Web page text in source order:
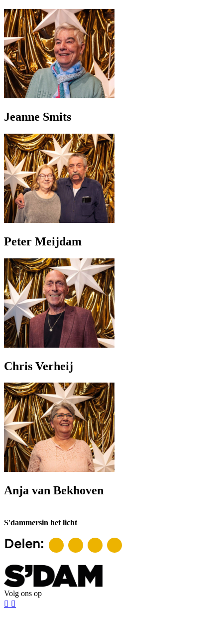
Jeanne Smits
Peter Meijdam
Chris Verheij
Anja van Bekhoven
S'dammersin het licht
Delen:
Volg ons op